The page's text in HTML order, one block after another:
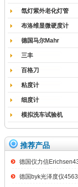
氙灯紫外老化灯管
布洛维显微硬度计
德国马尔Mahr
三丰
百格刀
粘度计
细度计
模拟洗车试验机
推荐产品
德国byk光泽度仪4563